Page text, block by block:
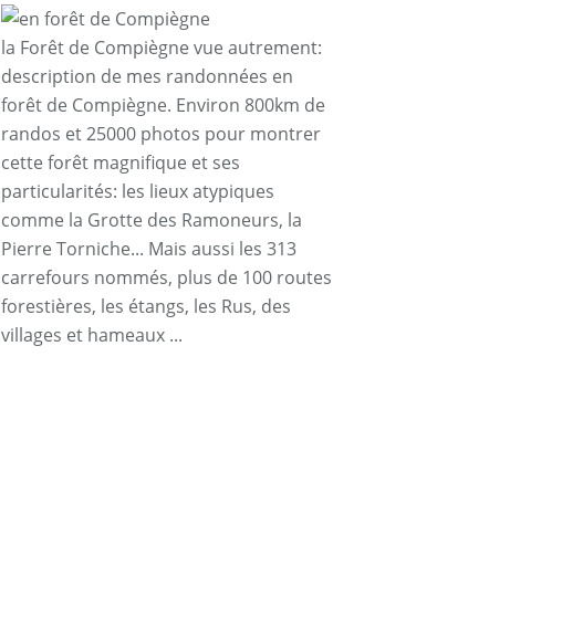
la Forêt de Compiègne vue autrement:
description de mes randonnées en
forêt de Compiègne. Environ 800km de
randos et 25000 photos pour montrer
cette forêt magnifique et ses
particularités: les lieux atypiques
comme la Grotte des Ramoneurs, la
Pierre Torniche... Mais aussi les 313
carrefours nommés, plus de 100 routes
forestières, les étangs, les Rus, des
villages et hameaux ...